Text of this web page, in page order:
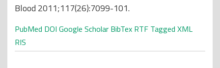
Blood 2011;117(26):7099-101.
PubMed DOI Google Scholar BibTex RTF Tagged XML
RIS